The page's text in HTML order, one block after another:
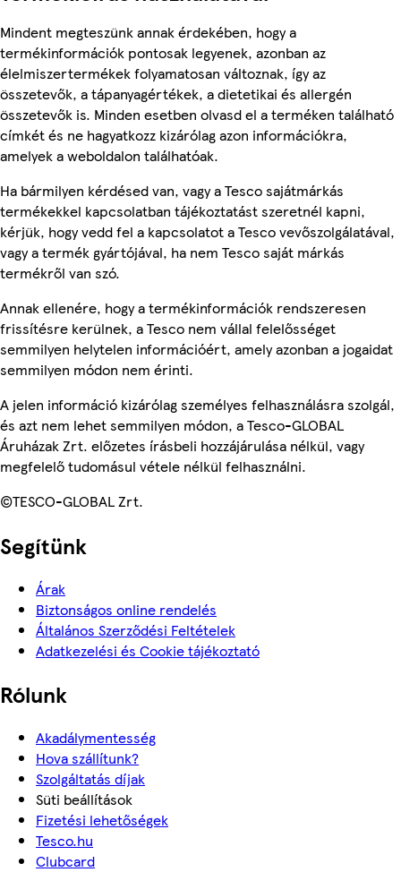
Mindent megteszünk annak érdekében, hogy a
termékinformációk pontosak legyenek, azonban az
élelmiszertermékek folyamatosan változnak, így az
összetevők, a tápanyagértékek, a dietetikai és allergén
összetevők is. Minden esetben olvasd el a terméken található
címkét és ne hagyatkozz kizárólag azon információkra,
amelyek a weboldalon találhatóak.
Ha bármilyen kérdésed van, vagy a Tesco sajátmárkás
termékekkel kapcsolatban tájékoztatást szeretnél kapni,
kérjük, hogy vedd fel a kapcsolatot a Tesco vevőszolgálatával,
vagy a termék gyártójával, ha nem Tesco saját márkás
termékről van szó.
Annak ellenére, hogy a termékinformációk rendszeresen
frissítésre kerülnek, a Tesco nem vállal felelősséget
semmilyen helytelen információért, amely azonban a jogaidat
semmilyen módon nem érinti.
A jelen információ kizárólag személyes felhasználásra szolgál,
és azt nem lehet semmilyen módon, a Tesco-GLOBAL
Áruházak Zrt. előzetes írásbeli hozzájárulása nélkül, vagy
megfelelő tudomásul vétele nélkül felhasználni.
©TESCO-GLOBAL Zrt.
Segítünk
Árak
Biztonságos online rendelés
Általános Szerződési Feltételek
Adatkezelési és Cookie tájékoztató
Rólunk
Akadálymentesség
Hova szállítunk?
Szolgáltatás díjak
Süti beállítások
Fizetési lehetőségek
Tesco.hu
Clubcard